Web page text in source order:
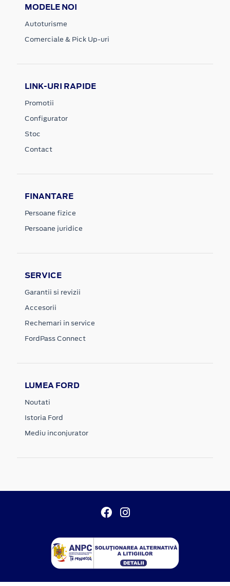
MODELE NOI
Autoturisme
Comerciale & Pick Up-uri
LINK-URI RAPIDE
Promotii
Configurator
Stoc
Contact
FINANTARE
Persoane fizice
Persoane juridice
SERVICE
Garantii si revizii
Accesorii
Rechemari in service
FordPass Connect
LUMEA FORD
Noutati
Istoria Ford
Mediu inconjurator